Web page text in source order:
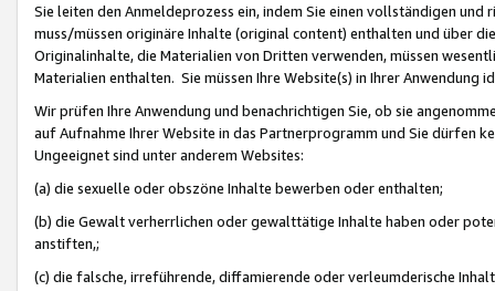
Sie leiten den Anmeldeprozess ein, indem Sie einen vollständigen
muss/müssen originäre Inhalte (original content) enthalten und über
Originalinhalte, die Materialien von Dritten verwenden, müssen
Materialien enthalten. Sie müssen Ihre Website(s) in Ihrer Anwendung
Wir prüfen Ihre Anwendung und benachrichtigen Sie, ob sie
auf Aufnahme Ihrer Website in das Partnerprogramm und Sie dürfen
Ungeeignet sind unter anderem Websites:
(a) die sexuelle oder obszöne Inhalte bewerben oder enthalten;
(b) die Gewalt verherrlichen oder gewalttätige Inhalte haben oder
anstiften,;
(c) die falsche, irreführende, diffamierende oder verleumderische